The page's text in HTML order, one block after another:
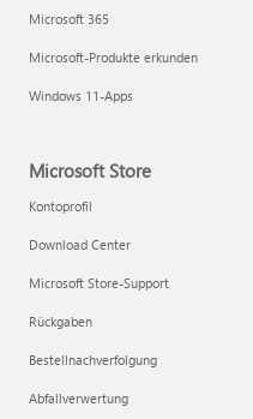
Microsoft 365
Microsoft-Produkte erkunden
Windows 11-Apps
Microsoft Store
Kontoprofil
Download Center
Microsoft Store-Support
Rückgaben
Bestellnachverfolgung
Abfallverwertung